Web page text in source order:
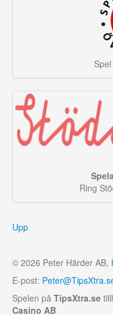
Ring
Upp
© 2026 Peter Härder AB,
E-post:
Spelen på TipsXtra.se
Casino AB